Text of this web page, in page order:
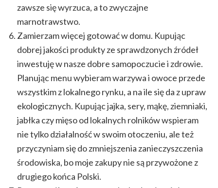
zawsze się wyrzuca, a to zwyczajne
marnotrawstwo.
Zamierzam więcej gotować w domu. Kupując
dobrej jakości produkty ze sprawdzonych źródeł
inwestuję w nasze dobre samopoczucie i zdrowie.
Planując menu wybieram warzywa i owoce przede
wszystkim z lokalnego rynku, a na ile się da z upraw
ekologicznych. Kupując jajka, sery, mąkę, ziemniaki,
jabłka czy mięso od lokalnych rolników wspieram
nie tylko działalność w swoim otoczeniu, ale też
przyczyniam się do zmniejszenia zanieczyszczenia
środowiska, bo moje zakupy nie są przywożone z
drugiego końca Polski.